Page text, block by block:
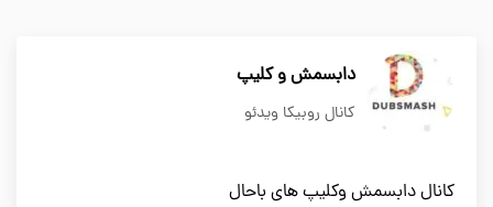
دابسمش و کلیپ
کانال روبیکا ویدئو
کانال دابسمش وکلیپ های باحال